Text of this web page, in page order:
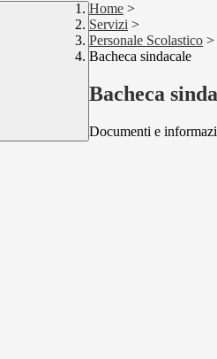
Home >
Servizi >
Personale Scolastico >
Bacheca sindacale
Bacheca
Documenti e